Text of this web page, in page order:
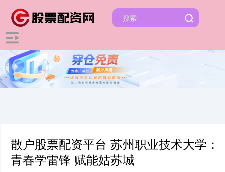
散户股票配资平台 苏州职业技术大学：
青春学雷锋 赋能姑苏城